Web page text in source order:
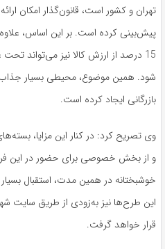
تهران و کشور است، قانون‌گذار امکان
پیش‌بینی کرده است. بر این اساس،
15 درصد از ارزش کالا نیز می‌تواند
شود. همین موضوع، محیطی بسیار جذاب
بازرگانی ایجاد کرده است.
وی تصریح کرد: در کنار این مزایا،
و از بخش خصوصی برای حضور در این
خوشبختانه در همین مدت، استقبال
این طرح‌ها نیز به‌زودی از طریق سایت
قرار خواهد گرفت.